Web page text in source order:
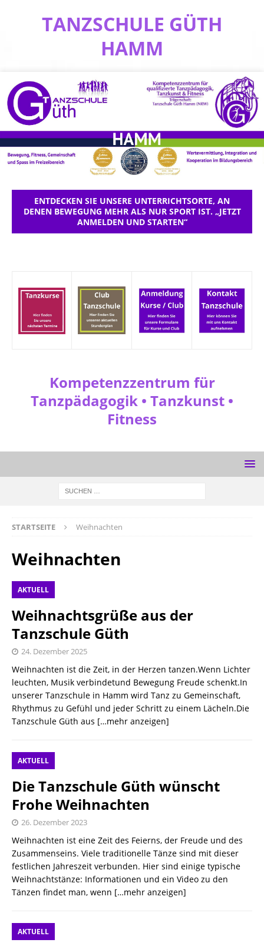
TANZSCHULE GÜTH
HAMM
ENTDECKEN SIE UNSERE UNTERRICHTSORTE, AN
DENEN BEWEGUNG MEHR ALS NUR SPORT IST. „JETZT
ANMELDEN UND STARTEN“
Kompetenzzentrum für
Tanzpädagogik • Tanzkunst •
Fitness
STARTSEITE Weihnachten
Weihnachten
AKTUELL
Weihnachtsgrüße aus der
Tanzschule Güth
24. Dezember 2025
Weihnachten ist die Zeit, in der Herzen tanzen.Wenn Lichter
leuchten, Musik verbindetund Bewegung Freude schenkt.In
unserer Tanzschule in Hamm wird Tanz zu Gemeinschaft,
Rhythmus zu Gefühl und jeder Schritt zu einem Lächeln.Die
Tanzschule Güth aus […mehr anzeigen]
AKTUELL
Die Tanzschule Güth wünscht
Frohe Weihnachten
26. Dezember 2023
Weihnachten ist eine Zeit des Feierns, der Freude und des
Zusammenseins. Viele traditionelle Tänze sind mit dieser
festlichen Jahreszeit verbunden. Hier sind einige typische
Weihnachtstänze: Informationen und ein Video zu den
Tänzen findet man, wenn […mehr anzeigen]
AKTUELL